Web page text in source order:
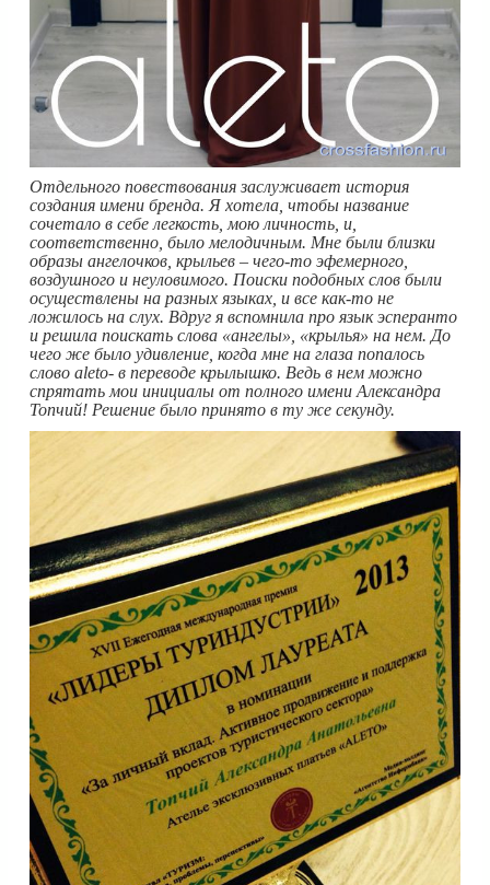
Отдельного повествования заслуживает история
создания имени бренда. Я хотела, чтобы название
сочетало в себе легкость, мою личность, и,
соответственно, было мелодичным. Мне были близки
образы ангелочков, крыльев – чего-то эфемерного,
воздушного и неуловимого. Поиски подобных слов были
осуществлены на разных языках, и все как-то не
ложилось на слух. Вдруг я вспомнила про язык эсперанто
и решила поискать слова «ангелы», «крылья» на нем. До
чего же было удивление, когда мне на глаза попалось
слово aleto- в переводе крылышко. Ведь в нем можно
спрятать мои инициалы от полного имени Александра
Топчий! Решение было принято в ту же секунду.